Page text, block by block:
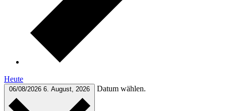
Heute
06/08/2026 6. August, 2026 Datum wählen.